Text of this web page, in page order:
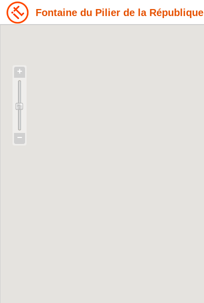
Fontaine du Pilier de la République
+
−